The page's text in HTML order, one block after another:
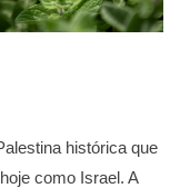
histórica que
como Israel. A